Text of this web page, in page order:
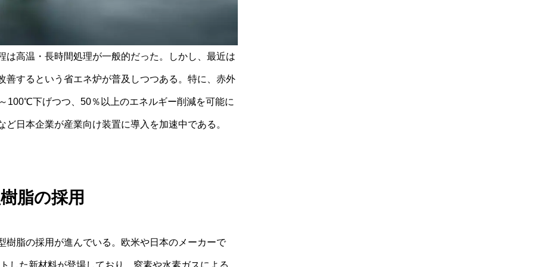
高温・長時間処理が一般的だった。しかし、最近は
するという省エネ炉が普及しつつある。特に、赤外
100℃下げつつ、50％以上のエネルギー削減を可能に
日本企業が産業向け装置に導入を加速中である。
脂の採用
脂の採用が進んでいる。欧米や日本のメーカーで
した新材料が登場しており、窒素や水素ガスによる